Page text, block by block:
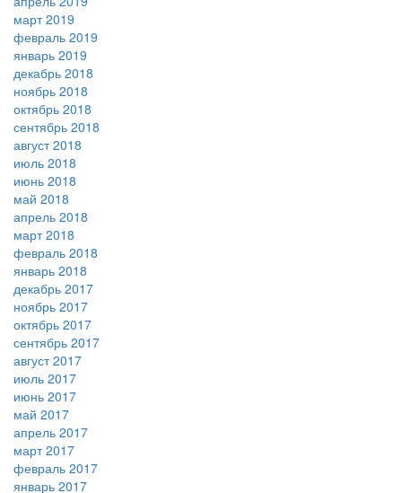
март 2019
февраль 2019
январь 2019
декабрь 2018
ноябрь 2018
октябрь 2018
сентябрь 2018
август 2018
июль 2018
июнь 2018
май 2018
апрель 2018
март 2018
февраль 2018
январь 2018
декабрь 2017
ноябрь 2017
октябрь 2017
сентябрь 2017
август 2017
июль 2017
июнь 2017
май 2017
апрель 2017
март 2017
февраль 2017
январь 2017